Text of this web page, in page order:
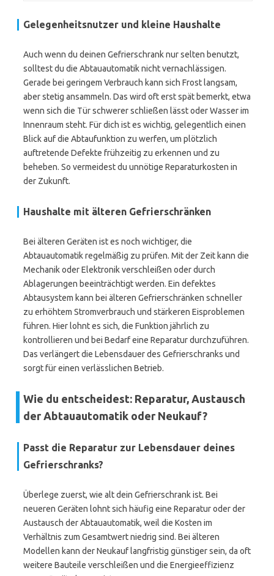
Gelegenheitsnutzer und kleine Haushalte
Auch wenn du deinen Gefrierschrank nur selten benutzt,
solltest du die Abtauautomatik nicht vernachlässigen.
Gerade bei geringem Verbrauch kann sich Frost langsam,
aber stetig ansammeln. Das wird oft erst spät bemerkt, etwa
wenn sich die Tür schwerer schließen lässt oder Wasser im
Innenraum steht. Für dich ist es wichtig, gelegentlich einen
Blick auf die Abtaufunktion zu werfen, um plötzlich
auftretende Defekte frühzeitig zu erkennen und zu
beheben. So vermeidest du unnötige Reparaturkosten in
der Zukunft.
Haushalte mit älteren Gefrierschränken
Bei älteren Geräten ist es noch wichtiger, die
Abtauautomatik regelmäßig zu prüfen. Mit der Zeit kann die
Mechanik oder Elektronik verschleißen oder durch
Ablagerungen beeinträchtigt werden. Ein defektes
Abtausystem kann bei älteren Gefrierschränken schneller
zu erhöhtem Stromverbrauch und stärkeren Eisproblemen
führen. Hier lohnt es sich, die Funktion jährlich zu
kontrollieren und bei Bedarf eine Reparatur durchzuführen.
Das verlängert die Lebensdauer des Gefrierschranks und
sorgt für einen verlässlichen Betrieb.
Wie du entscheidest: Reparatur, Austausch
der Abtauautomatik oder Neukauf?
Passt die Reparatur zur Lebensdauer deines
Gefrierschranks?
Überlege zuerst, wie alt dein Gefrierschrank ist. Bei
neueren Geräten lohnt sich häufig eine Reparatur oder der
Austausch der Abtauautomatik, weil die Kosten im
Verhältnis zum Gesamtwert niedrig sind. Bei älteren
Modellen kann der Neukauf langfristig günstiger sein, da oft
weitere Bauteile verschleißen und die Energieeffizienz